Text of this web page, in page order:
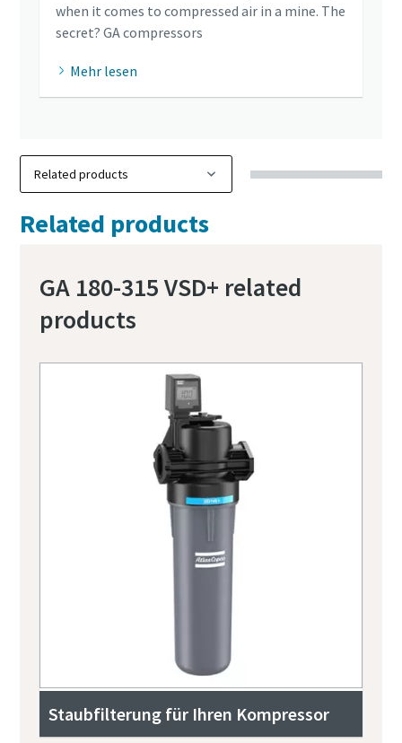
when it comes to compressed air in a mine. The
secret? GA compressors
Mehr lesen
Related products
GA 180-315 VSD+ related
products
Staubfilterung für Ihren Kompressor